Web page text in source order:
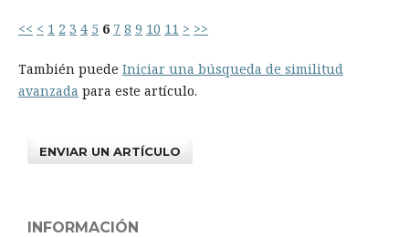
<< < 1 2 3 4 5 6 7 8 9 10 11 > >>
También puede Iniciar una búsqueda de similitud
avanzada para este artículo.
ENVIAR UN ARTÍCULO
INFORMACIÓN